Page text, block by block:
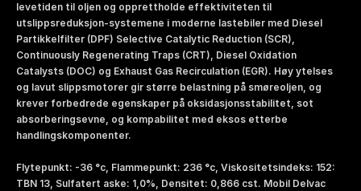
levetiden til oljen og opprettholde effektiviteten til
utslippsreduksjon-systemene i moderne lastebiler med Diesel
Partikkelfilter (DPF) Selective Catalytic Reduction (SCR),
Continuously Regenerating Traps (CRT), Diesel Oxidation
Catalysts (DOC) og Exhaust Gas Recirculation (EGR). Høy ytelses
og lavut slippsmotorer gir større belastning på smøreoljen, og
krever forbedrede egenskaper på oksidasjonsstabilitet, sot
absorberingsevne, og kompabilitet med eksos etterbe
handlingskomponenter.
Flytepunkt: -36 °c, Flammepunkt: 236 °c, Viskositetsindeks: 152:
TBN 13, Sulfatert aske: 1,0%, Densitet: 0,866 cst. Mobil Delvac